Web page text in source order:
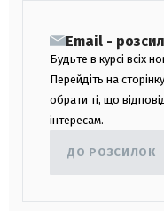
Email -
Будьте в курсі всіх
Перейдіть на
обрати ті, що
інтересам.
ДО РОЗСИЛОК